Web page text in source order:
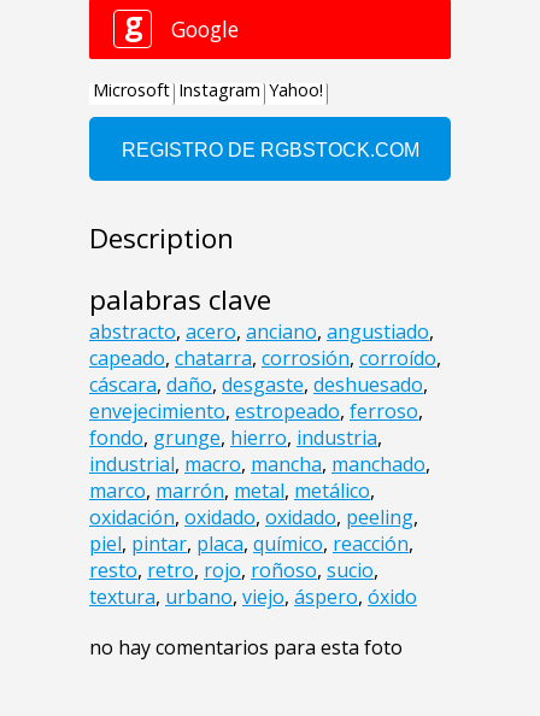
Description
palabras clave
abstracto, acero, anciano, angustiado,
capeado, chatarra, corrosión, corroído,
cáscara, daño, desgaste, deshuesado,
envejecimiento, estropeado, ferroso,
fondo, grunge, hierro, industria,
industrial, macro, mancha, manchado,
marco, marrón, metal, metálico,
oxidación, oxidado, oxidado, peeling,
piel, pintar, placa, químico, reacción,
resto, retro, rojo, roñoso, sucio,
textura, urbano, viejo, áspero, óxido
no hay comentarios para esta foto